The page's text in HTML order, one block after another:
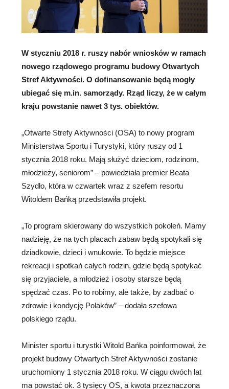
W styczniu 2018 r. ruszy nabór wniosków w ramach
nowego rządowego programu budowy Otwartych
Stref Aktywności. O dofinansowanie będą mogły
ubiegać się m.in. samorządy. Rząd liczy, że w całym
kraju powstanie nawet 3 tys. obiektów.
„Otwarte Strefy Aktywności (OSA) to nowy program
Ministerstwa Sportu i Turystyki, który ruszy od 1
stycznia 2018 roku. Mają służyć dzieciom, rodzinom,
młodzieży, seniorom” – powiedziała premier Beata
Szydło, która w czwartek wraz z szefem resortu
Witoldem Bańką przedstawiła projekt.
„To program skierowany do wszystkich pokoleń. Mamy
nadzieję, że na tych placach zabaw będą spotykali się
dziadkowie, dzieci i wnukowie. To będzie miejsce
rekreacji i spotkań całych rodzin, gdzie będą spotykać
się przyjaciele, a młodzież i osoby starsze będą
spędzać czas. Po to robimy, ale także, by zadbać o
zdrowie i kondycję Polaków” – dodała szefowa
polskiego rządu.
Minister sportu i turystki Witold Bańka poinformował, że
projekt budowy Otwartych Stref Aktywności zostanie
uruchomiony 1 stycznia 2018 roku. W ciągu dwóch lat
ma powstać ok. 3 tysięcy OS, a kwota przeznaczona